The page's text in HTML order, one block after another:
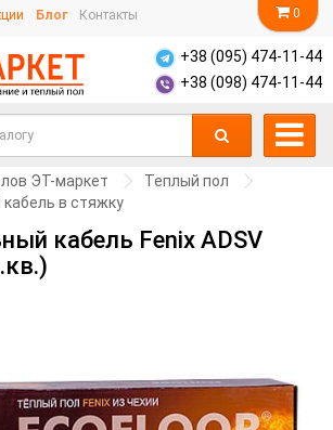
0
Блог Контакты
+38 (095) 474-11-44
+38 (098) 474-11-44
ЭТ-маркет
Теплый пол
в стяжку
кабель Fenix ADSV